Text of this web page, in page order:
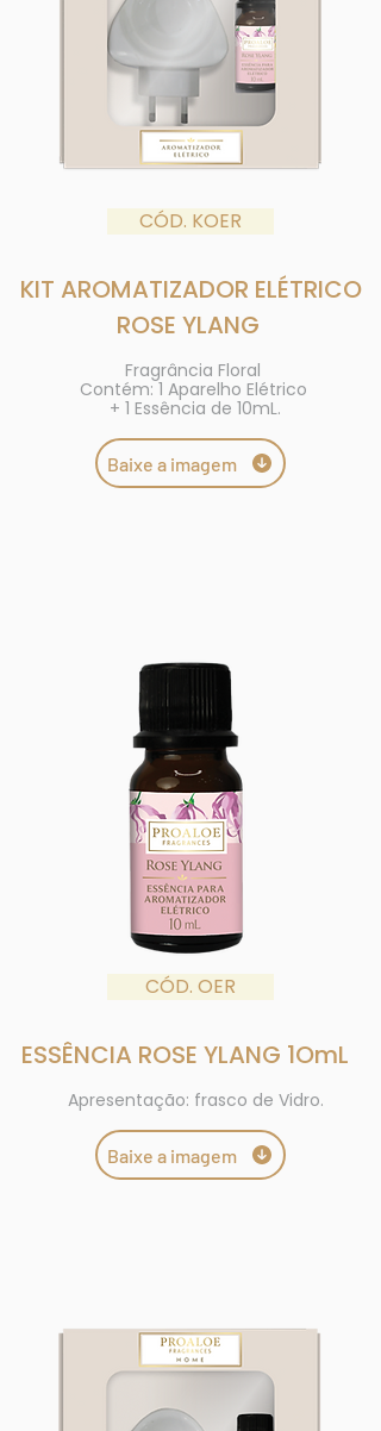
CÓD. KOER
KIT AROMATIZADOR ELÉTRICO
ROSE YLANG
Fragrância Floral
Contém: 1 Aparelho Elétrico
+ 1 Essência de 10mL.
Baixe a imagem
CÓD. OER
ESSÊNCIA ROSE YLANG 1OmL
Apresentação: frasco de Vidro.
Baixe a imagem